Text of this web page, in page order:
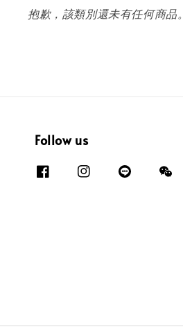
抱歉，該類別還未有任何商品。
Follow us